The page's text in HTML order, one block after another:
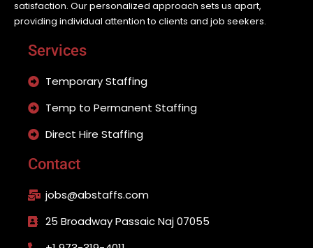
satisfaction. Our personalized approach sets us apart,
providing individual attention to clients and job seekers.
Services
Temporary Staffing
Temp to Permanent Staffing
Direct Hire Staffing
Contact
jobs@abstaffs.com
25 Broadway Passaic Naj 07055